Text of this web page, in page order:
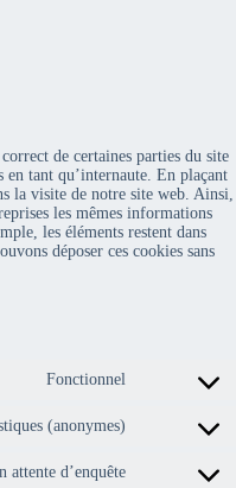
de certaines parties du site
en tant qu’internaute. En plaçant
la visite de notre site web. Ainsi,
les mêmes informations
les éléments restent dans
déposer ces cookies sans
Fonctionnel
Consent
(anonymes)
Consent
attente d’enquête
Consent